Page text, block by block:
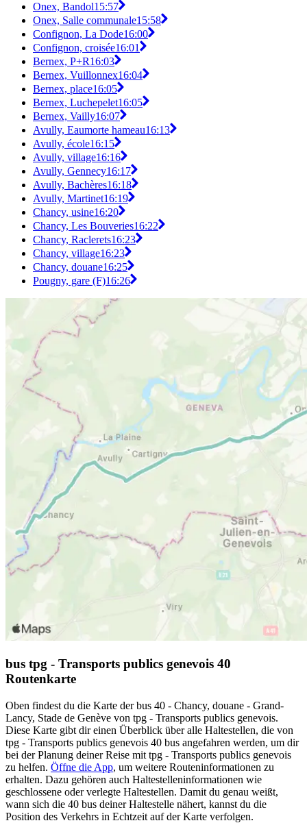
Onex, Bandol15:57
Onex, Salle communale15:58
Confignon, La Dode16:00
Confignon, croisée16:01
Bernex, P+R16:03
Bernex, Vuillonnex16:04
Bernex, place16:05
Bernex, Luchepelet16:05
Bernex, Vailly16:07
Avully, Eaumorte hameau16:13
Avully, école16:15
Avully, village16:16
Avully, Gennecy16:17
Avully, Bachères16:18
Avully, Martinet16:19
Chancy, usine16:20
Chancy, Les Bouveries16:22
Chancy, Raclerets16:23
Chancy, village16:23
Chancy, douane16:25
Pougny, gare (F)16:26
bus tpg - Transports publics genevois 40
Routenkarte
Oben findest du die Karte der bus 40 - Chancy, douane - Grand-
Lancy, Stade de Genève von tpg - Transports publics genevois.
Diese Karte gibt dir einen Überblick über alle Haltestellen, die von
tpg - Transports publics genevois 40 bus angefahren werden, um dir
bei der Planung deiner Reise mit tpg - Transports publics genevois
zu helfen. Öffne die App, um weitere Routeninformationen zu
erhalten. Dazu gehören auch Haltestelleninformationen wie
geschlossene oder verlegte Haltestellen. Damit du genau weißt,
wann sich die 40 bus deiner Haltestelle nähert, kannst du die
Position des Verkehrs in Echtzeit auf der Karte verfolgen.